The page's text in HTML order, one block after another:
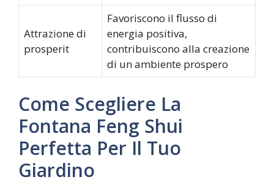
Attrazione di
prosperit
Favoriscono il flusso di
energia positiva,
contribuiscono alla creazione
di un ambiente prospero
Come Scegliere La
Fontana Feng Shui
Perfetta Per Il Tuo
Giardino